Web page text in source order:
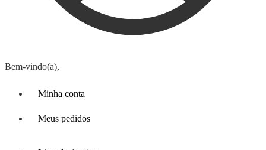
Bem-vindo(a),
Minha conta
Meus pedidos